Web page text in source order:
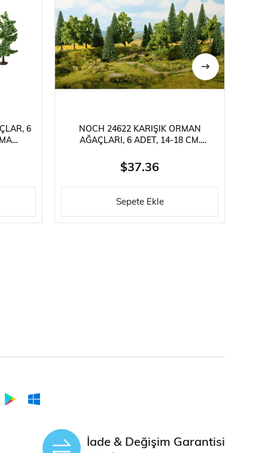
6
NOCH 24622 KARIŞIK ORMAN
AĞAÇLARI, 6 ADET, 14-18 CM.
$37.36
Sepete Ekle
İade & Değişim Garantisi